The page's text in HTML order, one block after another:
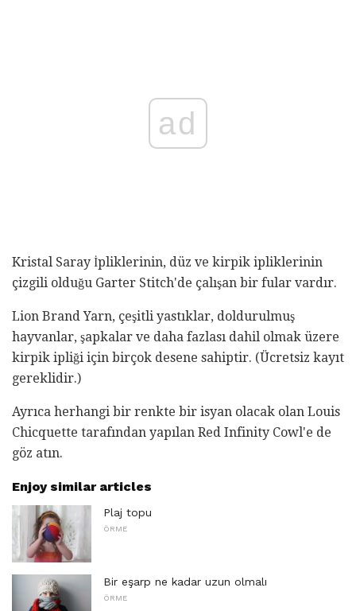
ad
Kristal Saray İpliklerinin, düz ve kirpik ipliklerinin
çizgili olduğu Garter Stitch'de çalışan bir fular vardır.
Lion Brand Yarn, çeşitli yastıklar, doldurulmuş
hayvanlar, şapkalar ve daha fazlası dahil olmak üzere
kirpik ipliği için birçok desene sahiptir. (Ücretsiz kayıt
gereklidir.)
Ayrıca herhangi bir renkte bir isyan olacak olan Louis
Chicquette tarafından yapılan Red Infinity Cowl'e de
göz atın.
Enjoy similar articles
Plaj topu
ÖRME
Bir eşarp ne kadar uzun olmalı
ÖRME